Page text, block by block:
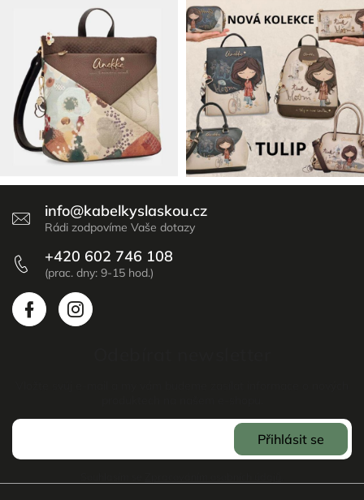
info@kabelkyslaskou.cz
+420 602 746 108
Přihlásit se